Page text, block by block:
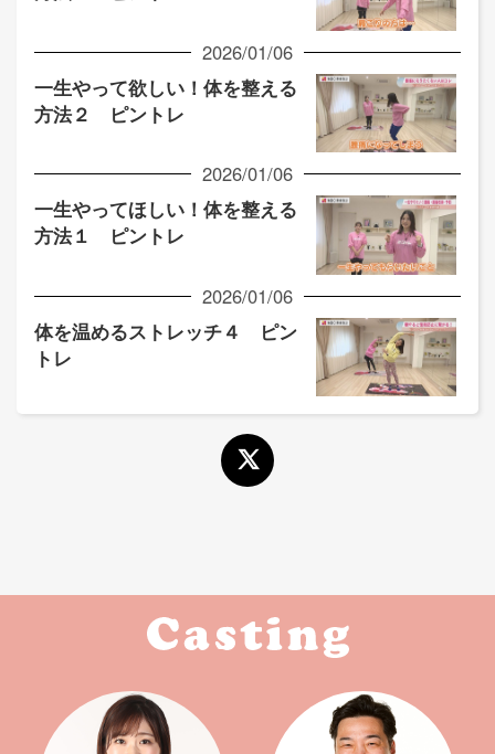
2026/01/06
一生やって欲しい！体を整える
方法２ ピントレ
2026/01/06
一生やってほしい！体を整える
方法１ ピントレ
2026/01/06
体を温めるストレッチ４ ピン
トレ